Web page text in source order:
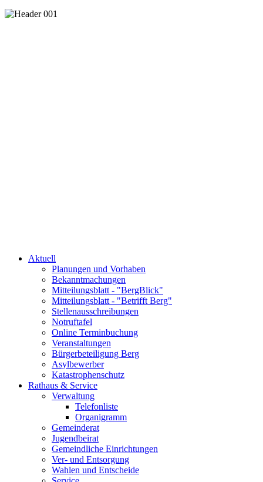
Aktuell
Planungen und Vorhaben
Bekanntmachungen
Mitteilungsblatt - "BergBlick"
Mitteilungsblatt - "Betrifft Berg"
Stellenausschreibungen
Notruftafel
Online Terminbuchung
Veranstaltungen
Bürgerbeteiligung Berg
Asylbewerber
Katastrophenschutz
Rathaus & Service
Verwaltung
Telefonliste
Organigramm
Gemeinderat
Jugendbeirat
Gemeindliche Einrichtungen
Ver- und Entsorgung
Wahlen und Entscheide